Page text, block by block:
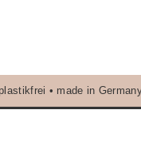
• made in